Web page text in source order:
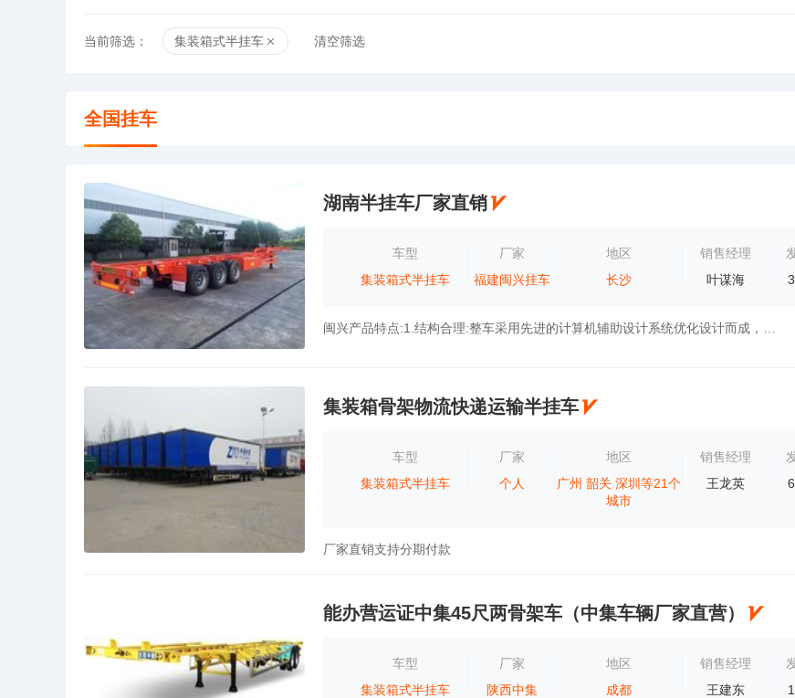
当前筛选： 集装箱式半挂车 清空筛选
全国挂车
湖南半挂车厂家直销
车型
集装箱式半挂车
厂家
福建闽兴挂车
地区
长沙
销售经理
叶谋海
集装箱骨架物流快递运输半挂车
车型
集装箱式半挂车
厂家
个人
地区
广州 韶关 深圳等21个
城市
销售经理
王龙英
厂家直销支持分期付款
能办营运证中集45尺两骨架车（中集车辆厂家直营）
车型
集装箱式半挂车
厂家
陕西中集
地区
成都
销售经理
王建东